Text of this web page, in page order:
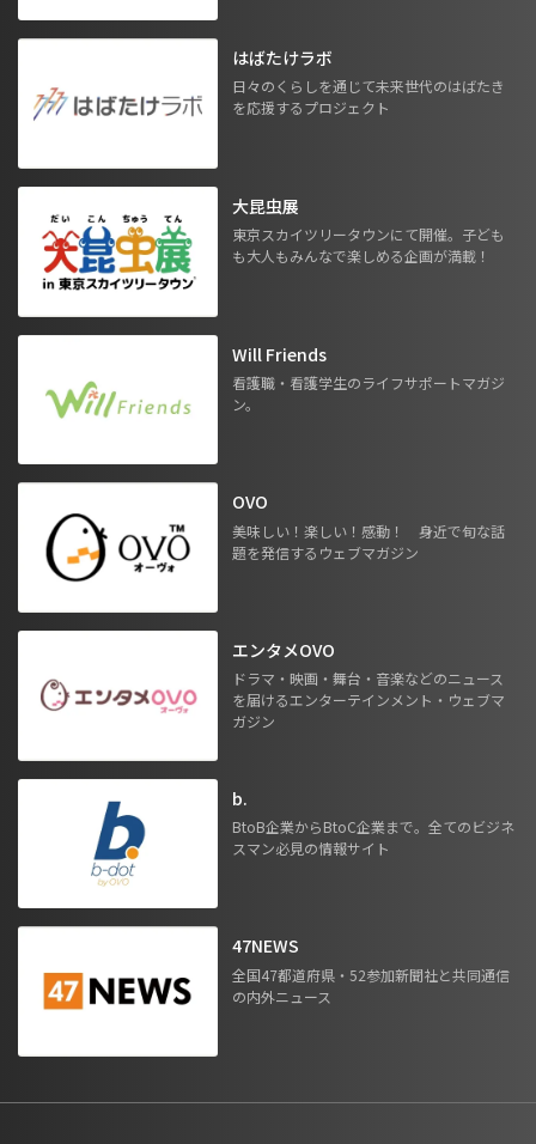
はばたけラボ
日々のくらしを通じて未来世代のはばたき
を応援するプロジェクト
大昆虫展
東京スカイツリータウンにて開催。子ども
も大人もみんなで楽しめる企画が満載！
Will Friends
看護職・看護学生のライフサポートマガジ
ン。
OVO
美味しい！楽しい！感動！ 身近で旬な話
題を発信するウェブマガジン
エンタメOVO
ドラマ・映画・舞台・音楽などのニュース
を届けるエンターテインメント・ウェブマ
ガジン
b.
BtoB企業からBtoC企業まで。全てのビジネ
スマン必見の情報サイト
47NEWS
全国47都道府県・52参加新聞社と共同通信
の内外ニュース